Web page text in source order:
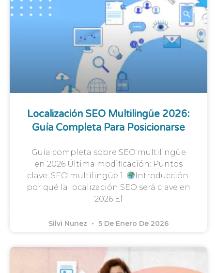
Localización SEO Multilingüe 2026:
Guía Completa Para Posicionarse
Guía completa sobre SEO multilingüe
en 2026 Última modificación: Puntos
clave: SEO multilingüe 1.
Introducción:
por qué la localización SEO será clave en
2026 El
Silvi Nunez 5 De Enero De 2026